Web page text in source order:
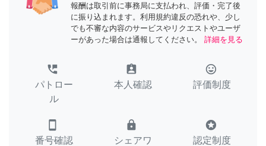
報酬は取引前に事務局に支払われ、評価・完了後
に振り込まれます。利用規約違反の恐れや、少し
でも不審な内容のサービスやリクエストやユーザ
ーがあった場合は通報してください。
詳細を見る
perm_phone_msg
パトロー
ル
assignment_ind
本人確認
tag_faces
評価制度
smartphone
番号確認
lock
シェアワ
stars
認定制度